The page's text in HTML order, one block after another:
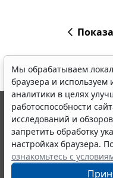
Мы обрабатываем
браузера и используем
аналитики в целях
работоспособности
исследований и
запретить обработку
настройках браузера.
ознакомьтесь с
© ООО "НПП "ГАРАНТ-
выпускается с 1990
являются участниками
информации ГАРАНТ.
Портал ГАРАНТ.РУ